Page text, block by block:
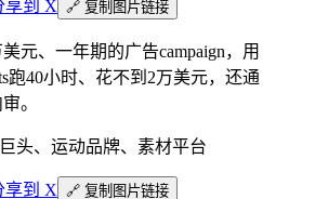
享到 X 🔗 复制图片链接
元、一年期的广告campaign，用
跑40小时、花不到2万美元，还通
。
头、运动品牌、素材平台
享到 X 🔗 复制图片链接